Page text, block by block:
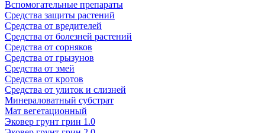
Вспомогательные препараты
Средства защиты растений
Средства от вредителей
Средства от болезней растений
Средства от сорняков
Средства от грызунов
Средства от змей
Средства от кротов
Средства от улиток и слизней
Минераловатный субстрат
Мат вегетационный
Эковер грунт грин 1.0